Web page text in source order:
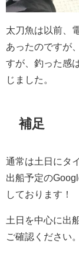
太刀魚は以前、
あったのですが
すが、釣った感
じました。
補足
通常は土日にタ
出船予定の
しております！
土日を中心に出
ご確認ください。